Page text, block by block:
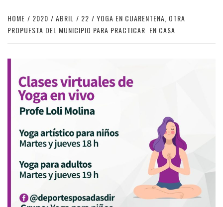
HOME 2020 ABRIL 22
YOGA EN CUARENTENA, OTRA
PROPUESTA DEL MUNICIPIO PARA PRACTICAR EN CASA